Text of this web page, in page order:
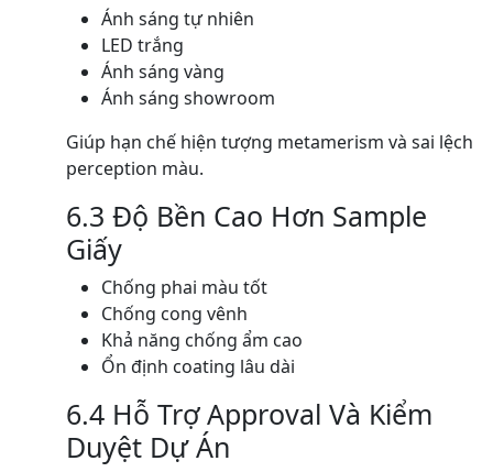
Ánh sáng tự nhiên
LED trắng
Ánh sáng vàng
Ánh sáng showroom
Giúp hạn chế hiện tượng metamerism và sai lệch
perception màu.
6.3 Độ Bền Cao Hơn Sample
Giấy
Chống phai màu tốt
Chống cong vênh
Khả năng chống ẩm cao
Ổn định coating lâu dài
6.4 Hỗ Trợ Approval Và Kiểm
Duyệt Dự Án